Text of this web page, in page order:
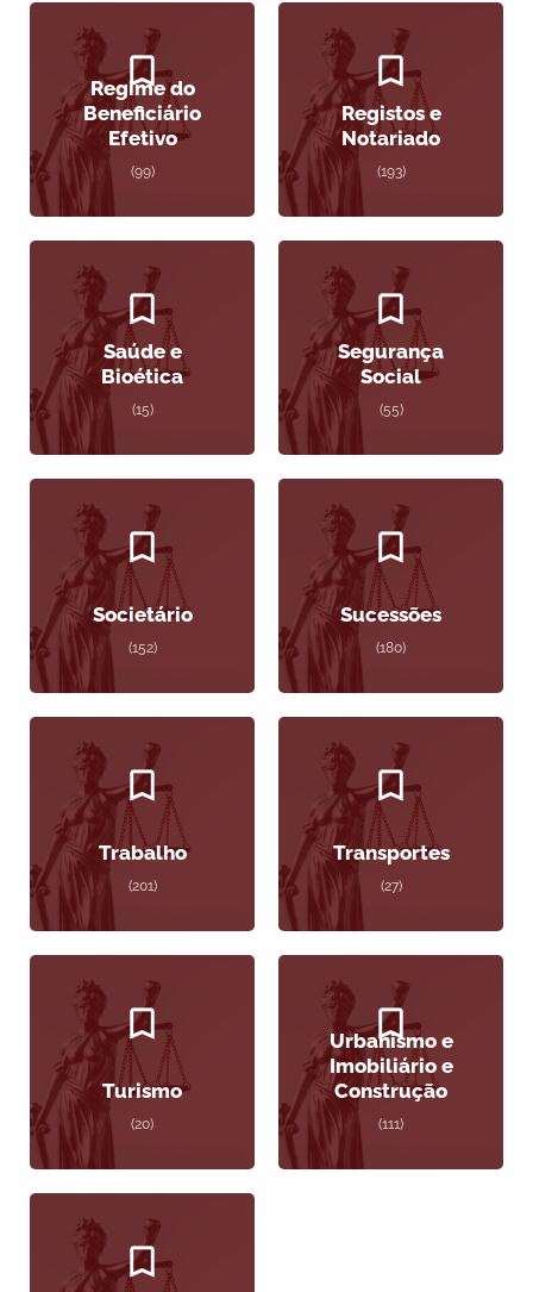
Regime do
Beneficiário
Efetivo
(99)
Registos e
Notariado
(193)
Saúde e
Bioética
(15)
Segurança
Social
(55)
Societário
(152)
Sucessões
(180)
Trabalho
(201)
Transportes
(27)
Turismo
(20)
Urbanismo e
Imobiliário e
Construção
(111)